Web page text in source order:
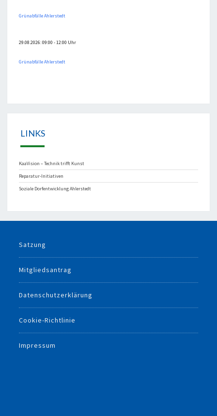
Grünabfälle Ahlerstedt
29.08.2026: 09:00 - 12:00 Uhr
Grünabfälle Ahlerstedt
LINKS
KaaVision – Technik trifft Kunst
Reparatur-Initiativen
Soziale Dorfentwicklung Ahlerstedt
Satzung
Mitgliedsantrag
Datenschutzerklärung
Cookie-Richtlinie
Impressum